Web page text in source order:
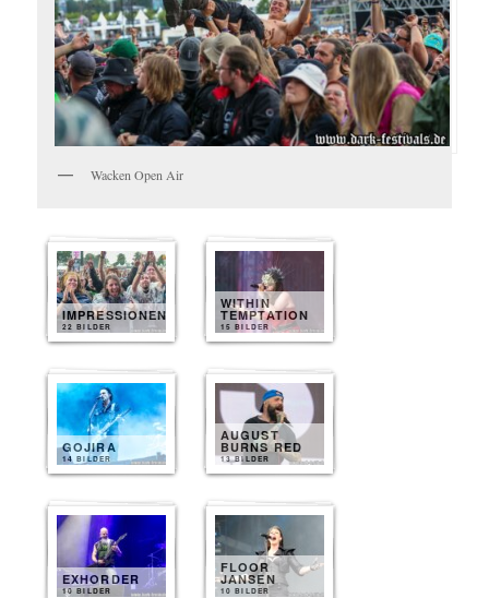
Wacken Open Air
IMPRESSIONEN
22 BILDER
WITHIN
TEMPTATION
15 BILDER
GOJIRA
14 BILDER
AUGUST
BURNS RED
13 BILDER
EXHORDER
10 BILDER
FLOOR
JANSEN
10 BILDER